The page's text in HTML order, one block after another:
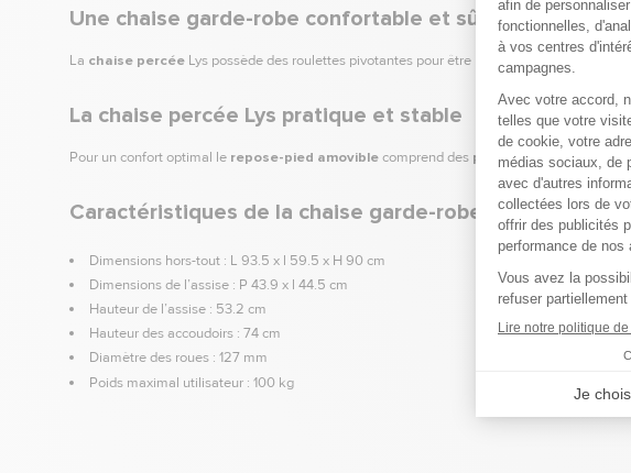
Une chaise garde-robe confortable et sûre
La chaise percée Lys possède des roulettes pivotantes pour être
La chaise percée Lys pratique et stable
Pour un confort optimal le repose-pied amoviblecomprend des palettes
Caractéristiques de la chaise garde-robe à roulettes
Dimensions hors-tout : L 93.5 x l 59.5 x H 90 cm
Dimensions de l’assise : P 43.9 x l 44.5 cm
Hauteur de l’assise : 53.2 cm
Hauteur des accoudoirs : 74 cm
Diamètre des roues : 127 mm
Poids maximal utilisateur : 100 kg